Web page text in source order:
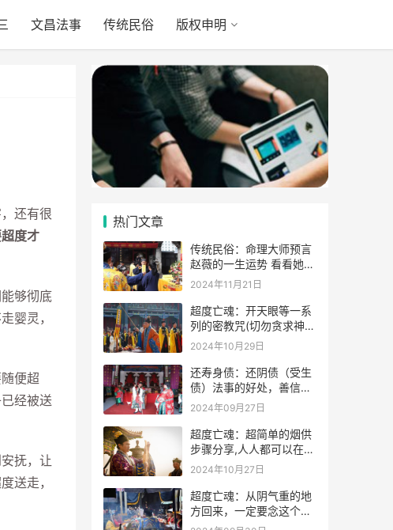
文昌法事 传统民俗 版权申明
还有很
度才
够彻底
婴灵，
便超
经被送
抚，让
送走，
热门文章
传统民俗：命理大师预言
赵薇的一生运势 看看她的
表示
2024年11月21日
超度亡魂：开天眼等一系
列的密教咒(切勿贪求神
通)
2024年10月29日
还寿身债：还阴债（受生
债）法事的好处，善信必
看！
2024年09月27日
超度亡魂：超简单的烟供
步骤分享,人人都可以在家
做烟供
2024年10月27日
超度亡魂：从阴气重的地
方回来，一定要念这个
咒！